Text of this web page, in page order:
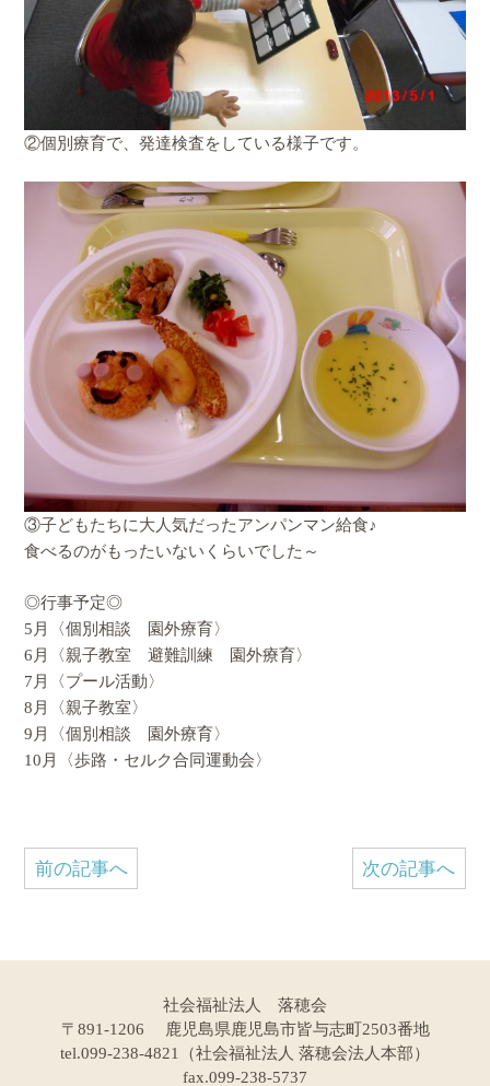
②個別療育で、発達検査をしている様子です。
③子どもたちに大人気だったアンパンマン給食♪
食べるのがもったいないくらいでした～
◎行事予定◎
5月〈個別相談 園外療育〉
6月〈親子教室 避難訓練 園外療育〉
7月〈プール活動〉
8月〈親子教室〉
9月〈個別相談 園外療育〉
10月〈歩路・セルク合同運動会〉
前の記事へ 次の記事へ
社会福祉法人 落穂会
〒891-1206 鹿児島県鹿児島市皆与志町2503番地
tel.099-238-4821（社会福祉法人 落穂会法人本部）
fax.099-238-5737